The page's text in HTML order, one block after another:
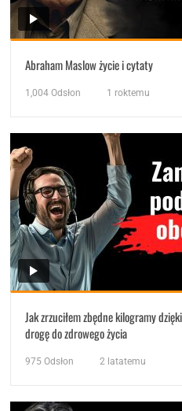
Abraham Maslow życie i cytaty
1,004 Odsłon 1 roktemu
Jak zrzuciłem zbędne kilogramy
drogę do zdrowego życia
975 Odsłon 2 latatemu